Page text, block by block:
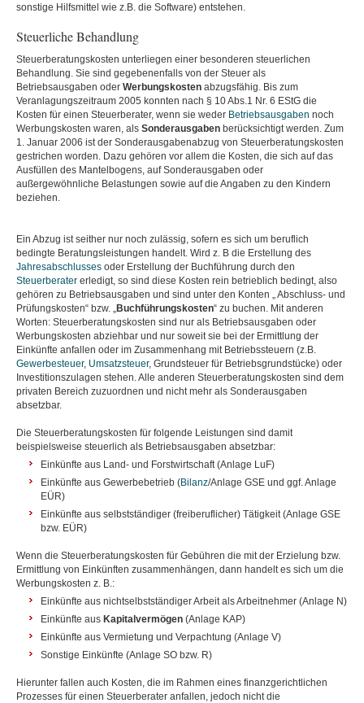
sonstige Hilfsmittel wie z.B. die Software) entstehen.
Steuerliche Behandlung
Steuerberatungskosten unterliegen einer besonderen steuerlichen
Behandlung. Sie sind gegebenenfalls von der Steuer als
Betriebsausgaben oder Werbungskosten abzugsfähig. Bis zum
Veranlagungszeitraum 2005 konnten nach § 10 Abs.1 Nr. 6 EStG die
Kosten für einen Steuerberater, wenn sie weder Betriebsausgaben noch
Werbungskosten waren, als Sonderausgaben berücksichtigt werden. Zum
1. Januar 2006 ist der Sonderausgabenabzug von Steuerberatungskosten
gestrichen worden. Dazu gehören vor allem die Kosten, die sich auf das
Ausfüllen des Mantelbogens, auf Sonderausgaben oder
außergewöhnliche Belastungen sowie auf die Angaben zu den Kindern
beziehen.
Ein Abzug ist seither nur noch zulässig, sofern es sich um beruflich
bedingte Beratungsleistungen handelt. Wird z. B die Erstellung des
Jahresabschlusses oder Erstellung der Buchführung durch den
Steuerberater erledigt, so sind diese Kosten rein betrieblich bedingt, also
gehören zu Betriebsausgaben und sind unter den Konten „ Abschluss- und
Prüfungskosten“ bzw. „Buchführungskosten“ zu buchen. Mit anderen
Worten: Steuerberatungskosten sind nur als Betriebsausgaben oder
Werbungskosten abziehbar und nur soweit sie bei der Ermittlung der
Einkünfte anfallen oder im Zusammenhang mit Betriebssteuern (z.B.
Gewerbesteuer, Umsatzsteuer, Grundsteuer für Betriebsgrundstücke) oder
Investitionszulagen stehen. Alle anderen Steuerberatungskosten sind dem
privaten Bereich zuzuordnen und nicht mehr als Sonderausgaben
absetzbar.
Die Steuerberatungskosten für folgende Leistungen sind damit
beispielsweise steuerlich als Betriebsausgaben absetzbar:
Einkünfte aus Land- und Forstwirtschaft (Anlage LuF)
Einkünfte aus Gewerbebetrieb (Bilanz/Anlage GSE und ggf. Anlage
EÜR)
Einkünfte aus selbstständiger (freiberuflicher) Tätigkeit (Anlage GSE
bzw. EÜR)
Wenn die Steuerberatungskosten für Gebühren die mit der Erzielung bzw.
Ermittlung von Einkünften zusammenhängen, dann handelt es sich um die
Werbungskosten z. B.:
Einkünfte aus nichtselbstständiger Arbeit als Arbeitnehmer (Anlage N)
Einkünfte aus Kapitalvermögen (Anlage KAP)
Einkünfte aus Vermietung und Verpachtung (Anlage V)
Sonstige Einkünfte (Anlage SO bzw. R)
Hierunter fallen auch Kosten, die im Rahmen eines finanzgerichtlichen
Prozesses für einen Steuerberater anfallen, jedoch nicht die